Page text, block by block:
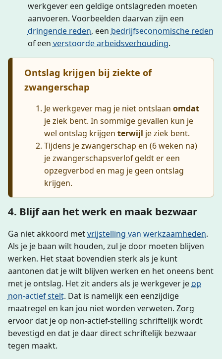
werkgever een geldige ontslagreden moeten
aanvoeren. Voorbeelden daarvan zijn een
dringende reden, een bedrijfseconomische reden
of een verstoorde arbeidsverhouding.
Ontslag krijgen bij ziekte of
zwangerschap
Je werkgever mag je niet ontslaanomdat
je ziek bent. In sommige gevallen kun je
wel ontslag krijgenterwijl je ziek bent.
Tijdens je zwangerschap en (6 weken na)
je zwangerschapsverlof geldt er een
opzegverbod en mag je geen ontslag
krijgen.
4. Blijf aan het werk en maak bezwaar
Ga niet akkoord metvrijstelling van werkzaamheden.
Als je je baan wilt houden, zul je door moeten blijven
werken. Het staat bovendien sterk als je kunt
aantonen dat je wilt blijven werken en het oneens bent
met je ontslag. Het zit anders als je werkgever je op
non-actief stelt. Dat is namelijk een eenzijdige
maatregel en kan jou niet worden verweten. Zorg
ervoor dat je op non-actief-stelling schriftelijk wordt
bevestigd en dat je daar direct schriftelijk bezwaar
tegen maakt.